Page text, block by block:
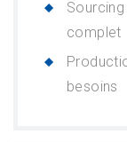
complet
besoins